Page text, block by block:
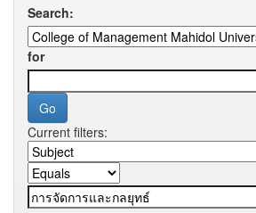
Search:
for
Current filters: